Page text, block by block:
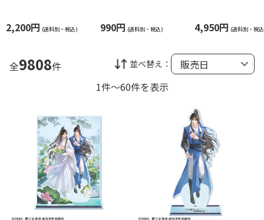
2,200円 (送料別・税込) 990円 (送料別・税込) 4,950円 (送料別・税
全9808件 並べ替え：
1件～60件を表示